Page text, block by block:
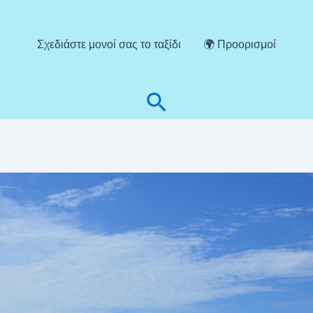
Σχεδιάστε μονοί σας το ταξίδι 🌍 Προορισμοί
Αναζήτηση